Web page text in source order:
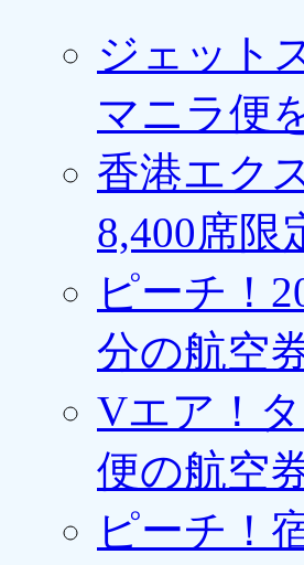
ジェット
マニラ便
香港エク
8,400席限
ピーチ！
分の航空
Vエア！
便の航空
ピーチ！